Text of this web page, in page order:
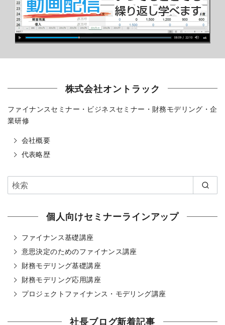
株式会社オントラック
ファイナンスセミナー・ビジネスセミナー・財務モデリング・企
業研修
会社概要
代表略歴
個人向けセミナーラインアップ
ファイナンス基礎講座
意思決定のためのファイナンス講座
財務モデリング基礎講座
財務モデリング応用講座
プロジェクトファイナンス・モデリング講座
社長ブログ新着記事